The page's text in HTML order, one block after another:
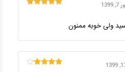
ولی خوبه ممنون